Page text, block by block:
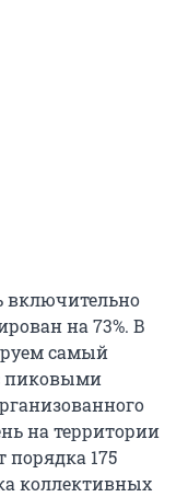
включительно
на 73%. В
самый
пиковыми
на территории
175
коллективных